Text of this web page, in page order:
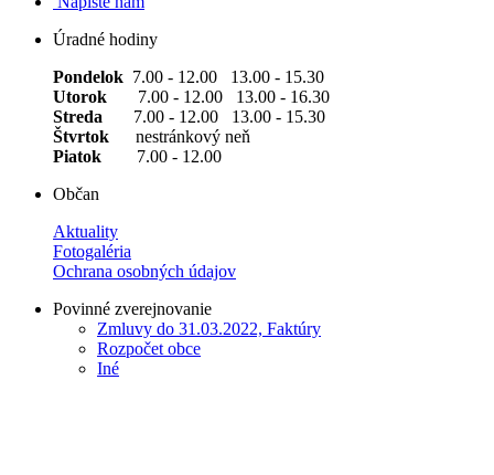
Úradné hodiny
Pondelok 7.00 - 12.00 13.00 - 15.30
Utorok
7.00 - 12.00 13.00 - 16.30
Streda 7.00 - 12.00 13.00 - 15.30
Štvrtok
nestránkový neň
Piatok 7.00 - 12.00
Občan
Aktuality
Fotogaléria
Ochrana osobných údajov
Povinné zverejnovanie
Zmluvy do 31.03.2022, Faktúry
Rozpočet obce
Iné